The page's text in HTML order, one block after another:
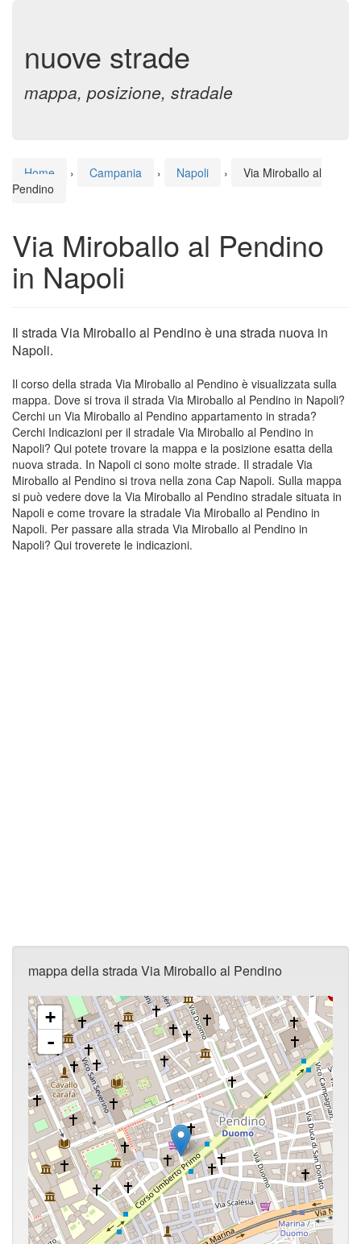
nuove strade
mappa, posizione, stradale
Home › Campania › Napoli ›
Via Miroballo al
Pendino
Via Miroballo al Pendino
in Napoli
Il strada Via Miroballo al Pendino è una strada nuova in
Napoli.
Il corso della strada Via Miroballo al Pendino è visualizzata sulla
mappa. Dove si trova il strada Via Miroballo al Pendino in Napoli?
Cerchi un Via Miroballo al Pendino appartamento in strada?
Cerchi Indicazioni per il stradale Via Miroballo al Pendino in
Napoli? Qui potete trovare la mappa e la posizione esatta della
nuova strada. In Napoli ci sono molte strade. Il stradale Via
Miroballo al Pendino si trova nella zona Cap Napoli. Sulla mappa
si può vedere dove la Via Miroballo al Pendino stradale situata in
Napoli e come trovare la stradale Via Miroballo al Pendino in
Napoli. Per passare alla strada Via Miroballo al Pendino in
Napoli? Qui troverete le indicazioni.
mappa della strada Via Miroballo al Pendino
+
-